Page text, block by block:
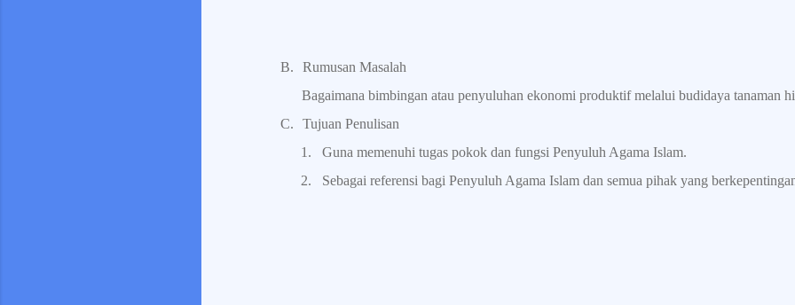
B.
Rumusan Masalah
Bagaimana bimbingan atau penyuluhan ekonomi produktif melalui budidaya tanaman
C.
Tujuan Penulisan
1.
Guna memenuhi tugas pokok dan fungsi Penyuluh Agama Islam.
2.
Sebagai referensi bagi Penyuluh Agama Islam dan semua pihak yang